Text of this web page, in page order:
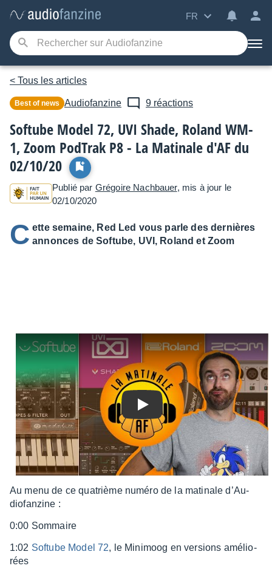
FR
< Tous les articles
Best of news Audiofanzine 9 réactions
Softube Model 72, UVI Shade, Roland WM-
1, Zoom PodTrak P8 - La Matinale d'AF du
02/10/20
Publié par Grégoire Nachbauer, mis à jour le
02/10/2020
C ette semaine, Red Led vous parle des dernières
annonces de Softube, UVI, Roland et Zoom
Play
Au menu de ce quatrième numéro de la mati­nale d’Au­
dio­fan­zine :
0:00 Sommaire
1:02 Softube Model 72, le Mini­moog en versions amélio­
rées